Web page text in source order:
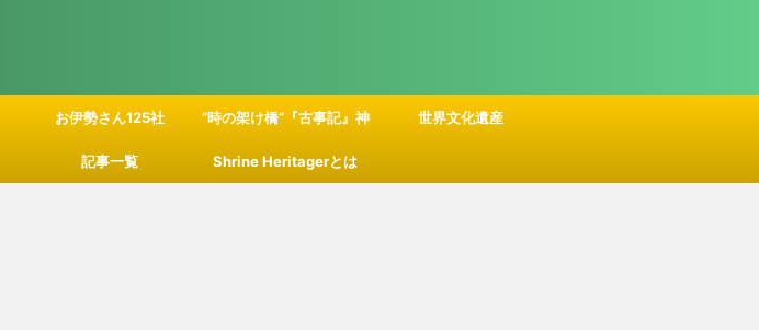
お伊勢さん125社 ”時の架け橋”『古事記』神
話の舞台
世界文化遺産
記事一覧 Shrine Heritagerとは